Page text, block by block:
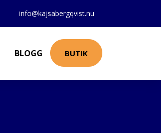
info@kajsabergqvist.nu
BLOGG BUTIK